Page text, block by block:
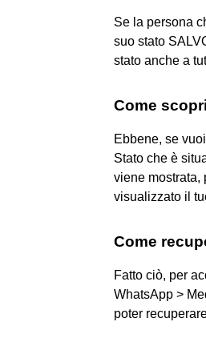
Se la persona
suo stato
stato anche a
Come
Ebbene, se
Stato che è
viene mostrata,
visualizzato il
Come
Fatto ciò, per
WhatsApp >
poter